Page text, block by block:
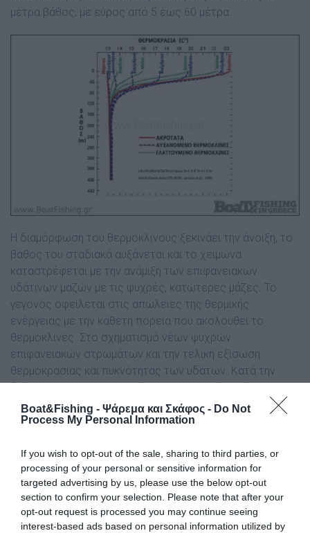
Boat&Fishing - Ψάρεμα και Σκάφος - Do Not
Process My Personal Information
If you wish to opt-out of the sale, sharing to third parties, or
processing of your personal or sensitive information for
targeted advertising by us, please use the below opt-out
section to confirm your selection. Please note that after your
opt-out request is processed you may continue seeing
interest-based ads based on personal information utilized by
µέτρα βάθος, µε εύρος από 5 έως 60 µέτρα.
Η διαµόρφωση του θερµοκλινούς ξεκινάει την άνοιξη, το
βάθος του σταδιακά αυξάνεται και το χειµώνα
καταστρέφεται µε την ανάµιξη των επιφανειακών
υδάτινων µαζών µε τις ψυχρές, κατώτερες µάζες. Το
γεγονός οφείλεται στις απώλειες της θερµικής
ενέργειας µε την κάθετη πορεία που ακολουθεί το
θερµοκλινές. Στο σχηµατισµό νέων ψυχρών
επιφανειακών στρωµάτων και την τελική εξίσωση
θερµοκρασίας και πυκνότητας των υδάτων. Κατά την
διάρκεια του χειµώνα, ακόµα και τις ζεστές ηλιόλουστες
ηµέρες, οι χαµηλές ατµοσφαιρικές πιέσεις δεν µπορούν
να διοχετεύσουν σε βάθος τα θερµά επιφανιακά